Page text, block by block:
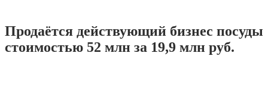
Продаётся действующий бизнес посуды
стоимостью 52 млн за 19,9 млн руб.